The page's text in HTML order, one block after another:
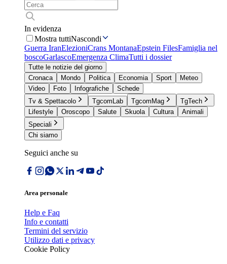
In evidenza
Mostra tuttiNascondi
Guerra IranElezioniCrans MontanaEpstein FilesFamiglia nel
boscoGarlascoEmergenza ClimaTutti i dossier
Tutte le notizie del giorno
Cronaca
Mondo Politica Economia Sport
Meteo
Video
Foto Infografiche
Schede
Tv & Spettacolo
TgcomLab TgcomMag
TgTech
Lifestyle
Oroscopo Salute Skuola Cultura
Animali
Speciali
Chi siamo
Seguici anche su
Area personale
Help e Faq
Info e contatti
Termini del servizio
Utilizzo dati e privacy
Cookie Policy